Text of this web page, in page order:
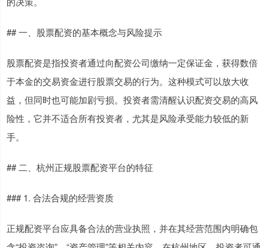
## 一、股票配资的基本概念与风险提示
股票配资是指投资者通过向配资公司缴纳一定保证金，获得数倍
于本金的交易资金进行股票交易的行为。这种模式可以放大收
益，但同时也可能加剧亏损。投资者需清醒认识配资交易的高风
险性，它并不适合所有投资者，尤其是风险承受能力较低的新
手。
## 二、杭州正规股票配资平台的特征
### 1. 合法合规的经营资质
正规配资平台应具备合法的营业执照，并在其经营范围内明确包